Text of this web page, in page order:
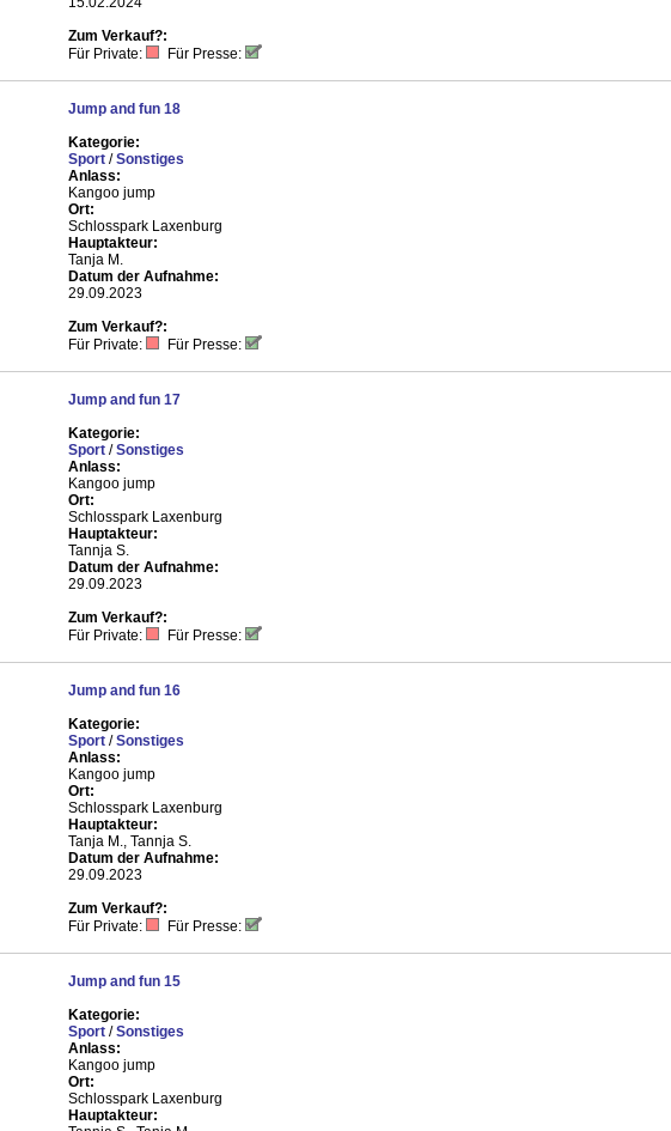
Zum Verkauf?:
Für Private:
Für Presse:
Jump and fun 18
Kategorie:
Sport /Sonstiges
Anlass:
Kangoo jump
Ort:
Schlosspark Laxenburg
Hauptakteur:
Tanja M.
Datum der Aufnahme:
29.09.2023
Zum Verkauf?:
Für Private:
Für Presse:
Jump and fun 17
Kategorie:
Sport /Sonstiges
Anlass:
Kangoo jump
Ort:
Schlosspark Laxenburg
Hauptakteur:
Tannja S.
Datum der Aufnahme:
29.09.2023
Zum Verkauf?:
Für Private:
Für Presse:
Jump and fun 16
Kategorie:
Sport /Sonstiges
Anlass:
Kangoo jump
Ort:
Schlosspark Laxenburg
Hauptakteur:
Tanja M., Tannja S.
Datum der Aufnahme:
29.09.2023
Zum Verkauf?:
Für Private:
Für Presse:
Jump and fun 15
Kategorie:
Sport /Sonstiges
Anlass:
Kangoo jump
Ort:
Schlosspark Laxenburg
Hauptakteur: